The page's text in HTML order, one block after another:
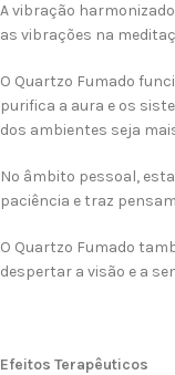
A vibração
as vibrações na
O Quartzo Fumado
purifica a aura e os
dos ambientes seja
No âmbito pessoal,
paciência e traz
O Quartzo Fumado
despertar a visão e a
Efeitos Terapêuticos